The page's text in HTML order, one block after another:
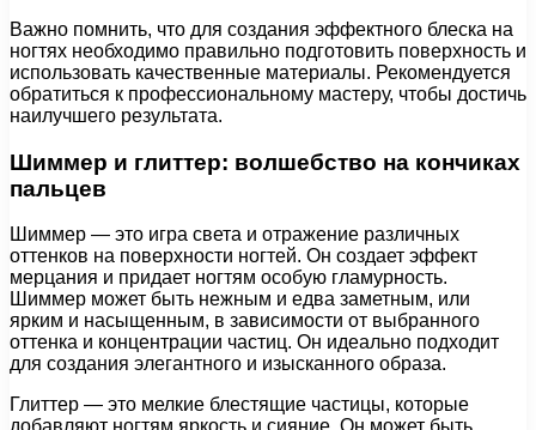
Важно помнить, что для создания эффектного блеска на
ногтях необходимо правильно подготовить поверхность и
использовать качественные материалы. Рекомендуется
обратиться к профессиональному мастеру, чтобы достичь
наилучшего результата.
Шиммер и глиттер: волшебство на кончиках
пальцев
Шиммер — это игра света и отражение различных
оттенков на поверхности ногтей. Он создает эффект
мерцания и придает ногтям особую гламурность.
Шиммер может быть нежным и едва заметным, или
ярким и насыщенным, в зависимости от выбранного
оттенка и концентрации частиц. Он идеально подходит
для создания элегантного и изысканного образа.
Глиттер — это мелкие блестящие частицы, которые